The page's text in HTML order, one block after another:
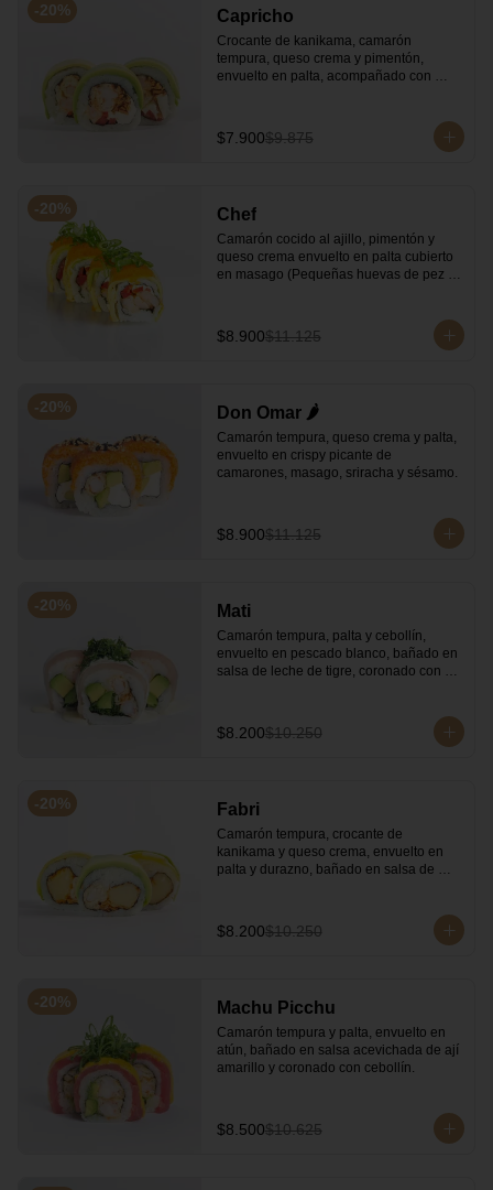
-20% Capricho
Crocante de kanikama, camarón
tempura, queso crema y pimentón,
envuelto en palta, acompañado con
$7.900$9.875
-20% Chef
Camarón cocido al ajillo, pimentón y
queso crema envuelto en palta cubierto
en masago (Pequeñas huevas de pez
$8.900$11.125
-20% Don Omar 🌶️
Camarón tempura, queso crema y palta,
envuelto en crispy picante de
camarones, masago, sriracha y sésamo.
$8.900$11.125
-20% Mati
Camarón tempura, palta y cebollín,
envuelto en pescado blanco, bañado en
salsa de leche de tigre, coronado con
$8.200$10.250
-20% Fabri
Camarón tempura, crocante de
kanikama y queso crema, envuelto en
palta y durazno, bañado en salsa de
$8.200$10.250
-20% Machu Picchu
Camarón tempura y palta, envuelto en
atún, bañado en salsa acevichada de ají
amarillo y coronado con cebollín.
$8.500$10.625